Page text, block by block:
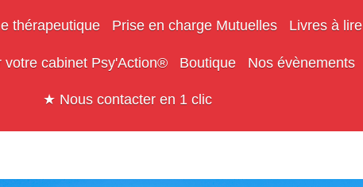
thérapeutique Prise en charge Mutuelles Livres à lire
cabinet Psy'Action® Boutique Nos évènements
★ Nous contacter en 1 clic